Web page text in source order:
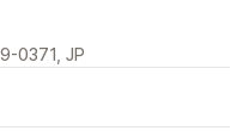
0371, JP